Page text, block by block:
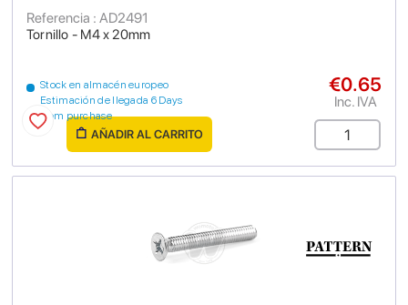
Tornillo - M4 x 20mm
Referencia : AD2491
Stock en almacén europeo
Estimación de llegada 6 Days
from purchase
€0.65
Inc. IVA
AÑADIR AL CARRITO